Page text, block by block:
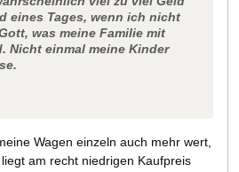
eines Tages, wenn ich nicht
was meine Familie mit
Nicht einmal meine Kinder
Wagen einzeln auch mehr wert,
am recht niedrigen Kaufpreis